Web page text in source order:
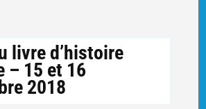
livre d’histoire
– 15 et 16
2018